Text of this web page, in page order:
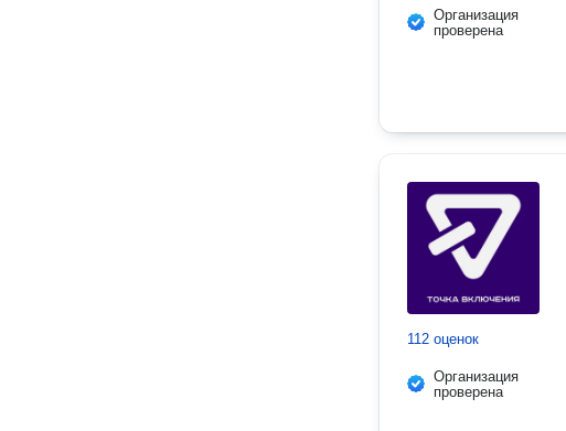
Организация
проверена
112 оценок
Организация
проверена